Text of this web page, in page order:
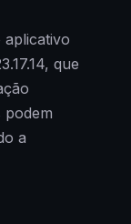
que
podem
a